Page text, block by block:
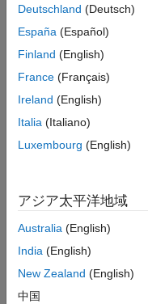
(+)、マイナス記号 ( )
指定します。
+-+は 3 つの入力
力から 2 番目 (中
力を加算します。
スペーサー記号
加算のみを実行す
入力端子が 1 つだ
Deutschland (Deutsch)
España (Español)
Finland (English)
France (Français)
Ireland (English)
Italia (Italiano)
Luxembourg (English)
アジア太平洋地域
Australia (English)
India (English)
New Zealand (English)
中国